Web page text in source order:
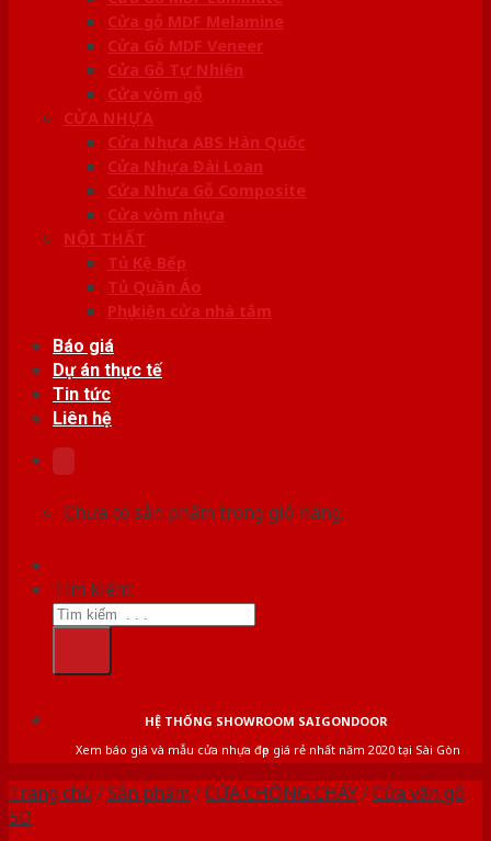
Cửa gỗ MDF Melamine
Cửa Gỗ MDF Veneer
Cửa Gỗ Tự Nhiên
Cửa vòm gỗ
CỬA NHỰA
Cửa Nhựa ABS Hàn Quốc
Cửa Nhựa Đài Loan
Cửa Nhựa Gỗ Composite
Cửa vòm nhựa
NỘI THẤT
Tủ Kệ Bếp
Tủ Quần Áo
Phụ kiện cửa nhà tắm
Báo giá
Dự án thực tế
Tin tức
Liên hệ
Chưa có sản phẩm trong giỏ hàng.
Tìm kiếm:
HỆ THỐNG SHOWROOM SAIGONDOOR
Xem báo giá và mẫu cửa nhựa đẹp giá rẻ nhất năm 2020 tại Sài Gòn
Trang chủ /Sản phẩm /CỬA CHỐNG CHÁY/Cửa vân gỗ
5D